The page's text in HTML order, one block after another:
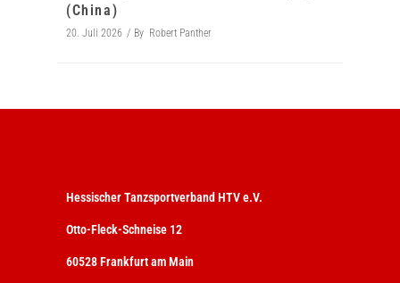
(China)
20. Juli 2026 By Robert Panther
Hessischer Tanzsportverband HTV e.V.
Otto-Fleck-Schneise 12
60528 Frankfurt am Main